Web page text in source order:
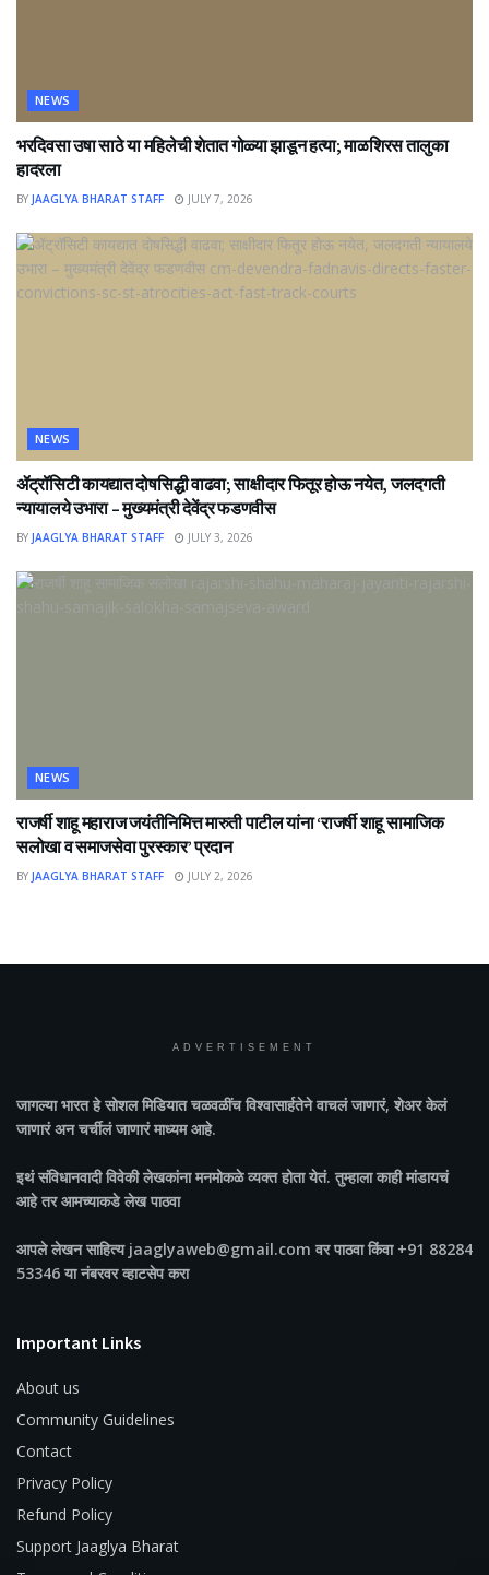
NEWS
भरदिवसा उषा साठे या महिलेची शेतात गोळ्या झाडून हत्या; माळशिरस तालुका
हादरला
BY JAAGLYA BHARAT STAFF JULY 7, 2026
NEWS
ॲट्रॉसिटी कायद्यात दोषसिद्धी वाढवा; साक्षीदार फितूर होऊ नयेत, जलदगती
न्यायालये उभारा – मुख्यमंत्री देवेंद्र फडणवीस
BY JAAGLYA BHARAT STAFF JULY 3, 2026
NEWS
राजर्षी शाहू महाराज जयंतीनिमित्त मारुती पाटील यांना ‘राजर्षी शाहू सामाजिक
सलोखा व समाजसेवा पुरस्कार’ प्रदान
BY JAAGLYA BHARAT STAFF JULY 2, 2026
ADVERTISEMENT
जागल्या भारतहे सोशल मिडियात चळवळींच विश्वासार्हतेने वाचलं जाणारं, शेअर केलं
जाणारं अन चर्चीलं जाणारं माध्यम आहे.
इथं संविधानवादी विवेकी लेखकांना मनमोकळे व्यक्त होता येतं. तुम्हाला काही मांडायचं
आहे तर आमच्याकडे लेख पाठवा
आपले लेखन साहित्य jaaglyaweb@gmail.com वर पाठवा किंवा +91 88284
53346 या नंबरवर व्हाटसेप करा
Important Links
About us
Community Guidelines
Contact
Privacy Policy
Refund Policy
Support Jaaglya Bharat